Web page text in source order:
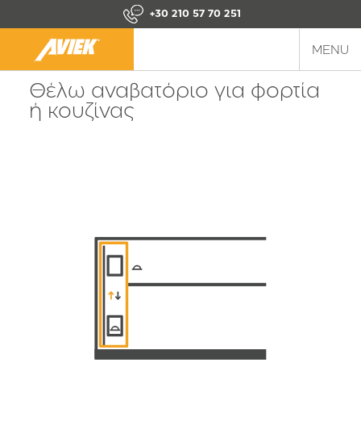
+30 210 57 70 251
MENU
Πίσω
Θέλω αναβατόριο για φορτία
ή κουζίνας